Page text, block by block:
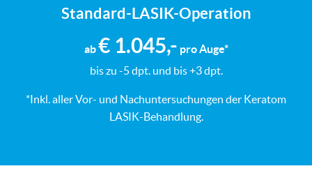
Standard-LASIK-Operation
ab€ 1.045,- pro Auge*
bis zu -5 dpt. und bis +3 dpt.
*Inkl. aller Vor- und Nachuntersuchungen der Keratom
LASIK-Behandlung.